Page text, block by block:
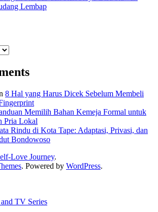
Lembap
8 Hal yang Harus Dicek Sebelum Membeli
Memilih Bahan Kemeja Formal untuk
Pria Lokal
Rindu di Kota Tape: Adaptasi, Privasi, dan
Bondowoso
Love Journey.
. Powered by WordPress.
TV Series